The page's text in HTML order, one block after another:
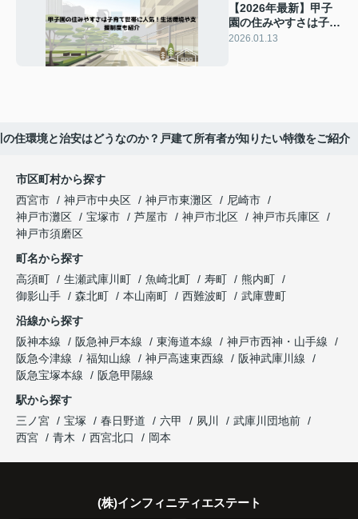
【2026年最新】甲子
園の住みやすさは子育
て世帯に人気！生活環
2026.01.13
住環境と治安はどうなのか？戸建て所有者が知りたい特徴をご紹介
市区町村から探す
西宮市
神戸市中央区 神戸市東灘区
尼崎市
神戸市灘区
宝塚市 芦屋市 神戸市北区
神戸市兵庫区
神戸市須磨区
町名から探す
高須町
生瀬武庫川町 魚崎北町 寿町
熊内町
御影山手
森北町 本山南町 西難波町
武庫豊町
沿線から探す
阪神本線
阪急神戸本線 東海道本線
神戸市西神・山手線
阪急今津線
福知山線 神戸高速東西線
阪神武庫川線
阪急宝塚本線
阪急甲陽線
駅から探す
三ノ宮
宝塚 春日野道 六甲 夙川
武庫川団地前
西宮
青木 西宮北口 岡本
(株)インフィニティエステート